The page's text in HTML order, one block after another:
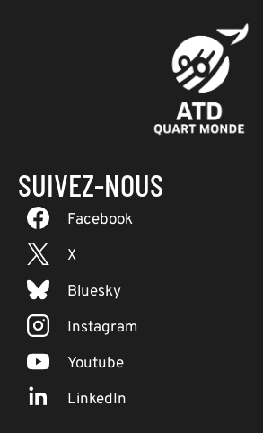
SUIVEZ-NOUS
Facebook
X
Bluesky
Instagram
Youtube
LinkedIn